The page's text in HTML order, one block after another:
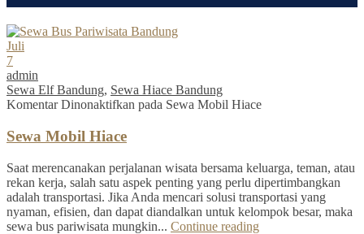
Juli
7
admin
Sewa Elf Bandung, Sewa Hiace Bandung
Komentar Dinonaktifkan pada Sewa Mobil Hiace
Sewa Mobil Hiace
Saat merencanakan perjalanan wisata bersama keluarga, teman, atau
rekan kerja, salah satu aspek penting yang perlu dipertimbangkan
adalah transportasi. Jika Anda mencari solusi transportasi yang
nyaman, efisien, dan dapat diandalkan untuk kelompok besar, maka
sewa bus pariwisata mungkin... Continue reading